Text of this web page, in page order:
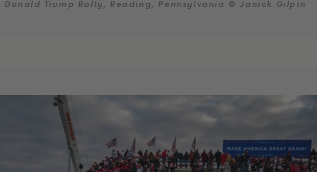
Donald Trump Rally, Reading, Pennsylvania © Janick Gilpin